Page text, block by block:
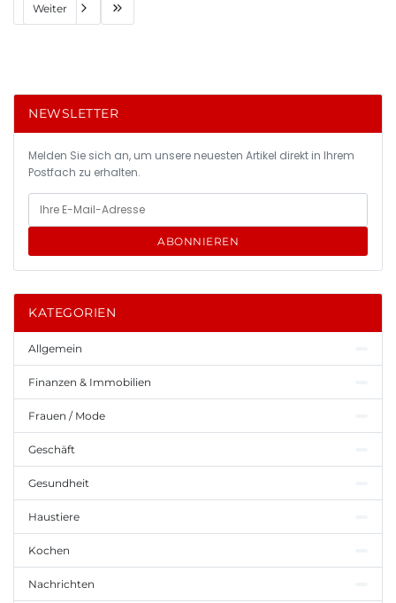
Weiter
NEWSLETTER
Melden Sie sich an, um unsere neuesten Artikel direkt in Ihrem
Postfach zu erhalten.
ABONNIEREN
KATEGORIEN
Allgemein
Finanzen & Immobilien
Frauen / Mode
Geschäft
Gesundheit
Haustiere
Kochen
Nachrichten